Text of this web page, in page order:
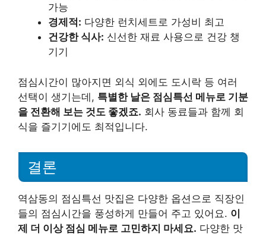
가능
경제적: 다양한 런치세트로 가성비 최고
건강한 식사: 신선한 재료 사용으로 건강 챙
기기
점심시간이 많아지면 외식 외에도 도시락 등 여러
선택이 생기는데, 특별한 날은 점심특선 메뉴로 기분
을 전환해 보는 것도 좋겠죠. 회사 동료들과 함께 회
식을 즐기기에도 최적입니다.
결론
역삼동의 점심특선 맛집은 다양한 옵션으로 직장인
들의 점심시간을 풍성하게 만들어 주고 있어요. 이
제 더 이상 점심 메뉴로 고민하지 마세요. 다양한 맛